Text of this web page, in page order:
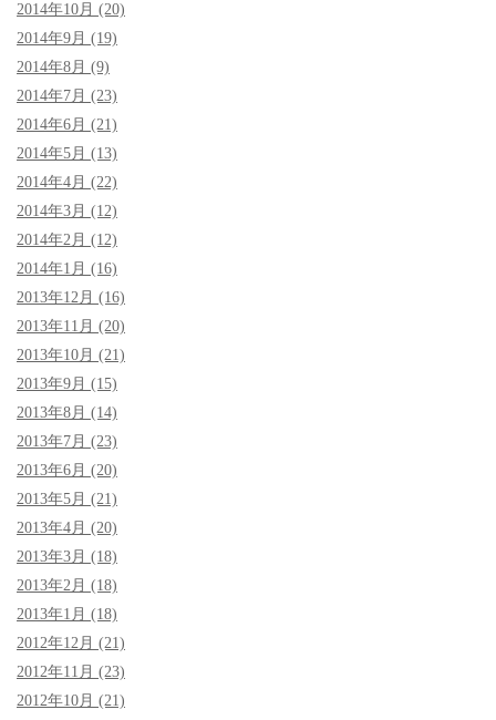
2014年10月 (20)
2014年9月 (19)
2014年8月 (9)
2014年7月 (23)
2014年6月 (21)
2014年5月 (13)
2014年4月 (22)
2014年3月 (12)
2014年2月 (12)
2014年1月 (16)
2013年12月 (16)
2013年11月 (20)
2013年10月 (21)
2013年9月 (15)
2013年8月 (14)
2013年7月 (23)
2013年6月 (20)
2013年5月 (21)
2013年4月 (20)
2013年3月 (18)
2013年2月 (18)
2013年1月 (18)
2012年12月 (21)
2012年11月 (23)
2012年10月 (21)